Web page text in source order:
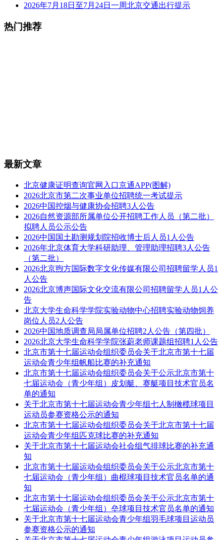
2026年7月18日至7月24日一周北京交通出行提示
热门推荐
最新文章
北京健康证明查询官网入口京通APP(图解)
2026北京市第二次事业单位招聘统一考试提示
2026中国控烟与健康协会招聘3人公告
2026自然资源部所属单位公开招聘工作人员（第二批）
拟聘人员公示公告
2026中国国土勘测规划院招收博士后人员1人公告
2026年北京体育大学科研助理、管理助理招聘3人公告
（第二批）
2026北京煦方国际数字文化传媒有限公司招聘留学人员1
人公告
2026北京博声国际文化交流有限公司招聘留学人员1人公
告
北京大学生命科学学院实验动物中心招聘实验动物饲养
岗位人员2人公告
2026中国地质调查局局属单位招聘2人公告（第四批）
2026北京大学生命科学学院张蔚老师课题组招聘1人公告
北京市第十七届运动会组织委员会关于北京市第十七届
运动会青少年组帆船比赛的补充通知
北京市第十七届运动会组织委员会关于公示北京市第十
七届运动会（青少年组）皮划艇、赛艇项目技术官员名
单的通知
关于北京市第十七届运动会青少年组七人制橄榄球项目
运动员参赛资格公示的通知
北京市第十七届运动会组织委员会关于北京市第十七届
运动会青少年组匹克球比赛的补充通知
关于北京市第十七届运动会社会组气排球比赛的补充通
知
北京市第十七届运动会组织委员会关于公示北京市第十
七届运动会（青少年组）曲棍球项目技术官员名单的通
知
北京市第十七届运动会组织委员会关于公示北京市第十
七届运动会（青少年组）垒球项目技术官员名单的通知
关于北京市第十七届运动会青少年组羽毛球项目运动员
参赛资格公示的通知